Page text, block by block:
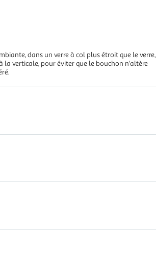
dans un verre à col plus étroit que le verre,
la verticale, pour éviter que le bouchon n'altère